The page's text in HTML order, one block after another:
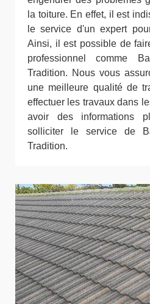
la toiture. En effet, il est
le service d'un expert
Ainsi, il est possible de
professionnel comme
Tradition. Nous vous
une meilleure qualité de
effectuer les travaux dans
avoir des informations
solliciter le service de
Tradition.